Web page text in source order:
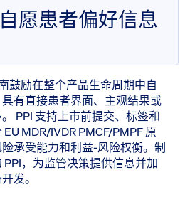
愿患者偏好信息
鼓励在整个产品生命周期中自
有直接患者界面、主观结果或
PPI 支持上市前提交、标签和
MDR/IVDR PMCF/PMPF 原
承受能力和利益-风险权衡。制
，为监管决策提供信息并加
发。